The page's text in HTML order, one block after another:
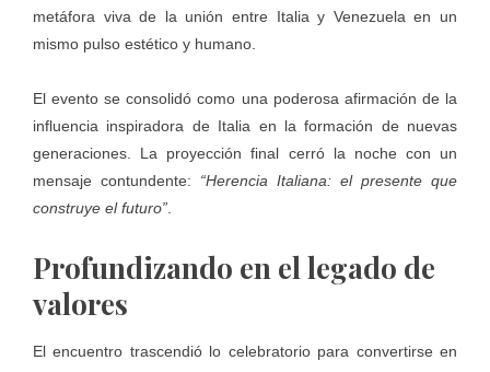
metáfora viva de la unión entre Italia y Venezuela en un
mismo pulso estético y humano.
El evento se consolidó como una poderosa afirmación de la
influencia inspiradora de Italia en la formación de nuevas
generaciones. La proyección final cerró la noche con un
mensaje contundente: “Herencia Italiana: el presente que
construye el futuro”
Profundizando en el legado de
valores
El encuentro trascendió lo celebratorio para convertirse en